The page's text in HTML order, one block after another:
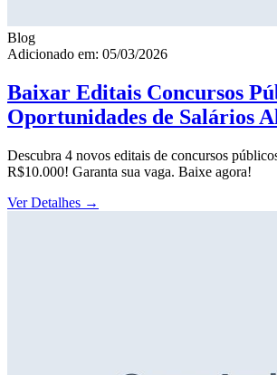
Blog
Adicionado em: 05/03/2026
Baixar Editais Concursos
Oportunidades de Salários
Descubra 4 novos editais de concursos
R$10.000! Garanta sua vaga. Baixe agora!
Ver Detalhes →